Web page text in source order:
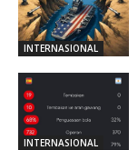
INTERNASIONAL
INTERNASIONAL